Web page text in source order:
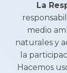
La
medio
naturales y
la
Hacemos